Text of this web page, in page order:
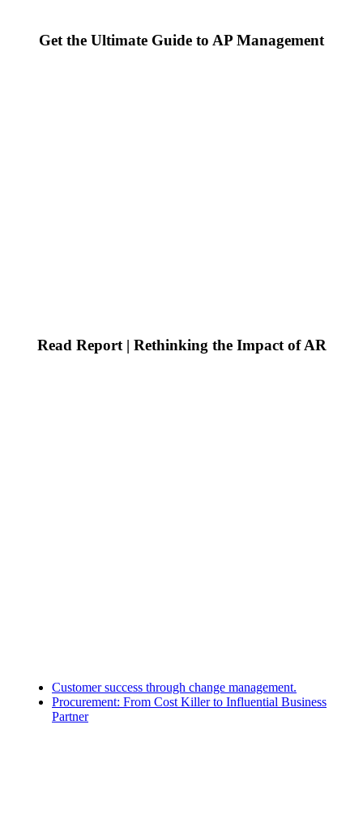
Get the Ultimate Guide to AP Management
Read Report | Rethinking the Impact of AR
Customer success through change management.
Procurement: From Cost Killer to Influential Business
Partner